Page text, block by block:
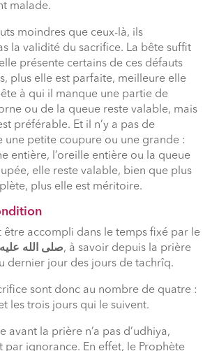
malade.
moindres que ceux-là, ils
la validité du sacrifice. La bête suffit
présente certains de ces défauts
plus elle est parfaite, meilleure elle
à qui il manque une partie de
ou de la queue reste valable, mais
préférable. Et il n’y a pas de
une petite coupure ou une grande :
entière, l’oreille entière ou la queue
elle reste valable, bien que plus
plus elle est méritoire.
être accompli dans le temps fixé par le
صلى الله, à savoir depuis la prière
dernier jour des jours de tachrîq.
sont donc au nombre de quatre :
les trois jours qui le suivent.
avant la prière n’a pas d’udhiya,
par ignorance. En effet, le Prophète